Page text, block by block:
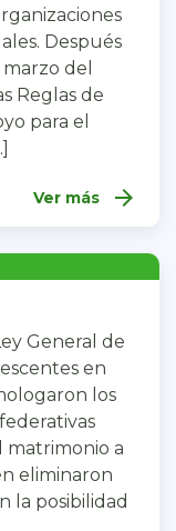
Después
del
Reglas de
para el
Ver más arrow_forward
General de
en
los
matrimonio a
eliminaron
la posibilidad